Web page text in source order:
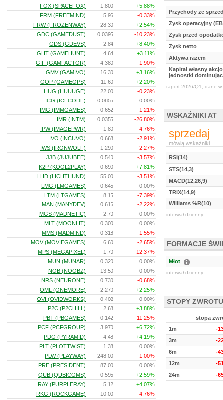
Przychody ze
Zysk operacyjny
Zysk przed
Zysk netto
Aktywa razem
Kapitał własny
jednostki
raport 2026/Q1, dane w
WSKAŹNIKI AT
sprzedaj
mówią wskaźniki
RSI(14)
STS(14,3)
MACD(12,26,9)
TRIX(14,9)
Williams %R(10)
interwał dzienny
FORMACJE
Młot
interwał dzienny
STOPY ZWROTU
stopa
1m
-
3m
-
6m
-
12m
-
24m
-
FOX (SPACEFOX)
1.800
+5.88%
FRM (FREEMIND)
5.96
-0.33%
FRW (FROZENWAY)
28.30
+2.54%
GDC (GAMEDUST)
0.0395
-10.23%
GDS (GDEVS)
2.84
+8.40%
GHT (GAMEHUNT)
4.64
+3.11%
GIF (GAMFACTOR)
4.380
-1.90%
GMV (GAMIVO)
16.30
+3.16%
GOP (GAMEOPS)
11.60
+2.20%
HUG (HUUUGE)
22.00
-0.23%
ICG (ICECODE)
0.0855
0.00%
IMG (IMMGAMES)
0.652
-1.21%
IMR (INTM)
0.0355
-26.80%
IPW (IMAGEPWR)
1.80
-4.76%
IVO (INCUVO)
0.668
-2.91%
IWS (IRONWOLF)
1.290
-2.27%
JJB (JUJUBEE)
0.540
-3.57%
K2P (KOOL2PLAY)
0.690
+7.81%
LHD (LICHTHUND)
55.00
-3.51%
LMG (LMGAMES)
0.645
0.00%
LTM (LTGAMES)
8.15
-7.39%
MAN (MANYDEV)
0.616
-2.22%
MGS (MADNETIC)
2.70
0.00%
MLT (MOONLIT)
0.300
0.00%
MMS (MADMIND)
0.318
-1.55%
MOV (MOVIEGAMES)
6.60
-2.65%
MPS (MEGAPIXEL)
1.70
-12.37%
MUN (MUNAR)
0.320
0.00%
NOB (NOOBZ)
13.50
0.00%
NRS (NEURONE)
0.730
-0.68%
OML (ONEMORE)
2.270
+2.25%
OVI (OVIDWORKS)
0.402
0.00%
P2C (P2CHILL)
2.68
+3.88%
PBT (PBGAMES)
0.142
-11.25%
PCF (PCFGROUP)
3.970
+6.72%
PDG (PYRAMID)
4.48
+4.19%
PLT (PLOTTWIST)
1.38
0.00%
PLW (PLAYWAY)
248.00
-1.00%
PRE (PRESIDENT)
87.00
0.00%
QUB (QUBICGMS)
0.595
+2.59%
RAY (PURPLERAY)
5.12
+4.07%
RKG (ROCKGAME)
10.00
-4.76%